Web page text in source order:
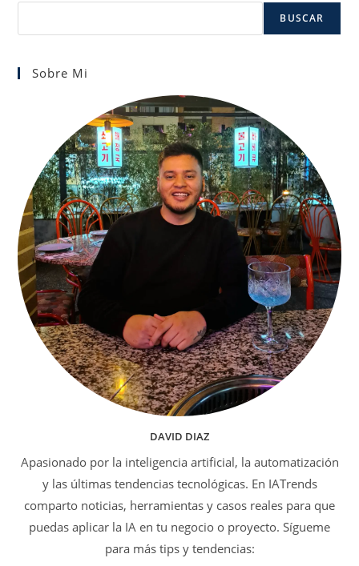
BUSCAR
Sobre Mi
DAVID DIAZ
Apasionado por la inteligencia artificial, la automatización
y las últimas tendencias tecnológicas. En IATrends
comparto noticias, herramientas y casos reales para que
puedas aplicar la IA en tu negocio o proyecto. Sígueme
para más tips y tendencias: